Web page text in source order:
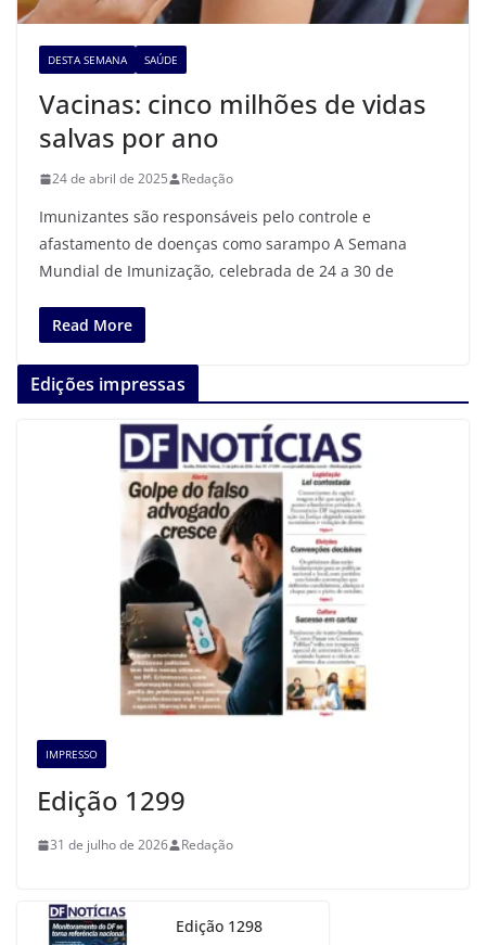
DESTA SEMANA SAÚDE
Vacinas: cinco milhões de vidas
salvas por ano
24 de abril de 2025 Redação
Imunizantes são responsáveis pelo controle e
afastamento de doenças como sarampo A Semana
Mundial de Imunização, celebrada de 24 a 30 de
Read More
Edições impressas
IMPRESSO
Edição 1299
31 de julho de 2026 Redação
Edição 1298